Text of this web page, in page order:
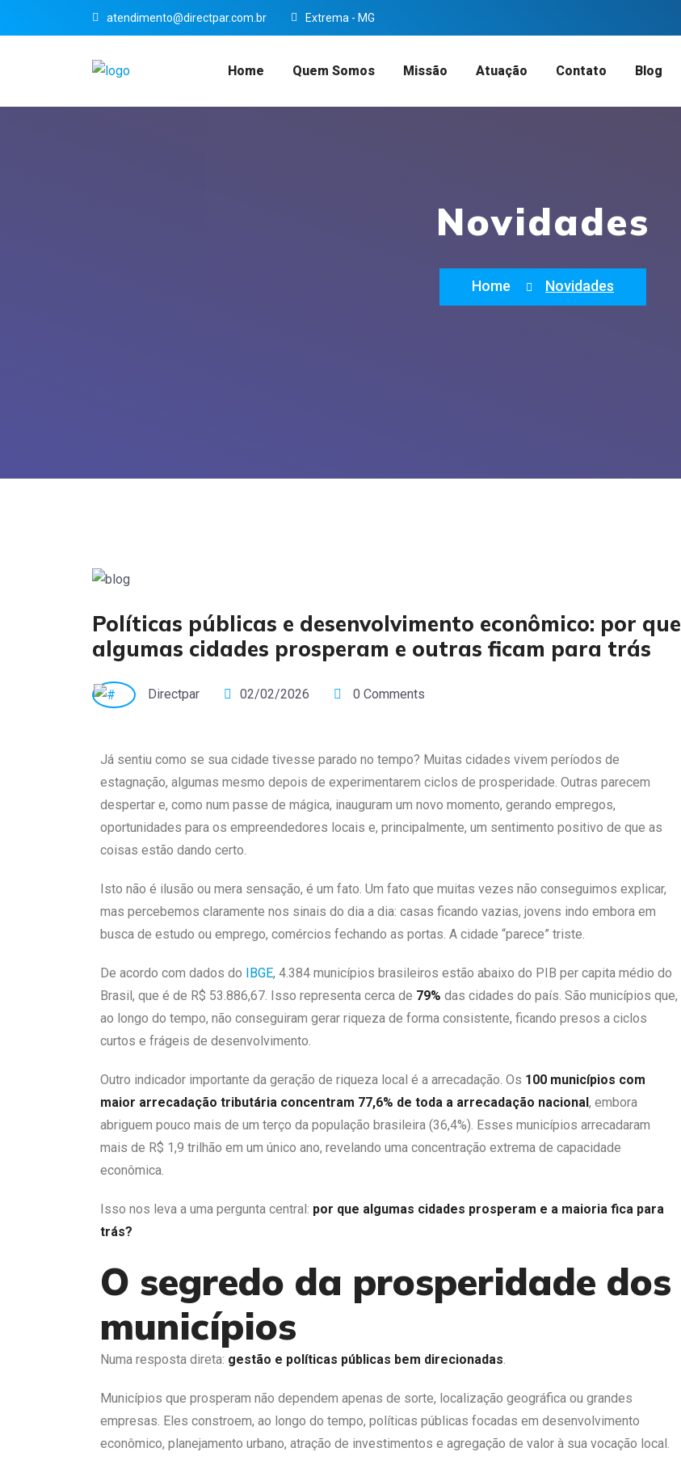
atendimento@directpar.com.br Extrema - MG
Home Quem Somos Missão Atuação Contato Blog
Novidades
Home Novidades
Políticas públicas e desenvolvimento econômico: por que
algumas cidades prosperam e outras ficam para trás
Directpar 02/02/2026 0 Comments
Já sentiu como se sua cidade tivesse parado no tempo? Muitas cidades vivem períodos de
estagnação, algumas mesmo depois de experimentarem ciclos de prosperidade. Outras parecem
despertar e, como num passe de mágica, inauguram um novo momento, gerando empregos,
oportunidades para os empreendedores locais e, principalmente, um sentimento positivo de que as
coisas estão dando certo.
Isto não é ilusão ou mera sensação, é um fato. Um fato que muitas vezes não conseguimos explicar,
mas percebemos claramente nos sinais do dia a dia: casas ficando vazias, jovens indo embora em
busca de estudo ou emprego, comércios fechando as portas. A cidade “parece” triste.
De acordo com dados do IBGE, 4.384 municípios brasileiros estão abaixo do PIB per capita médio do
Brasil, que é de R$ 53.886,67. Isso representa cerca de 79% das cidades do país. São municípios que,
ao longo do tempo, não conseguiram gerar riqueza de forma consistente, ficando presos a ciclos
curtos e frágeis de desenvolvimento.
Outro indicador importante da geração de riqueza local é a arrecadação. Os 100 municípios com
maior arrecadação tributária concentram 77,6% de toda a arrecadação nacional, embora
abriguem pouco mais de um terço da população brasileira (36,4%). Esses municípios arrecadaram
mais de R$ 1,9 trilhão em um único ano, revelando uma concentração extrema de capacidade
econômica.
Isso nos leva a uma pergunta central: por que algumas cidades prosperam e a maioria fica para
trás?
O segredo da prosperidade dos
municípios
Numa resposta direta: gestão e políticas públicas bem direcionadas
Municípios que prosperam não dependem apenas de sorte, localização geográfica ou grandes
empresas. Eles constroem, ao longo do tempo, políticas públicas focadas em desenvolvimento
econômico, planejamento urbano, atração de investimentos e agregação de valor à sua vocação local.